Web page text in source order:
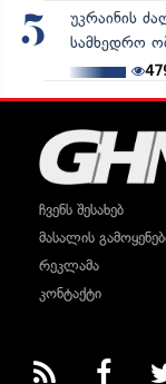
5
უკრაინის
სამხედრო
ჩვენს შესახებ
მასალის
რეკლამა
კონტაქტი